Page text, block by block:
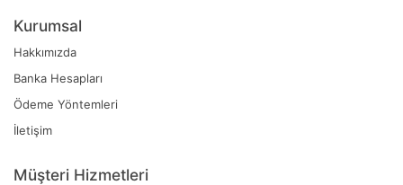
Kurumsal
Hakkımızda
Banka Hesapları
Ödeme Yöntemleri
İletişim
Müşteri Hizmetleri